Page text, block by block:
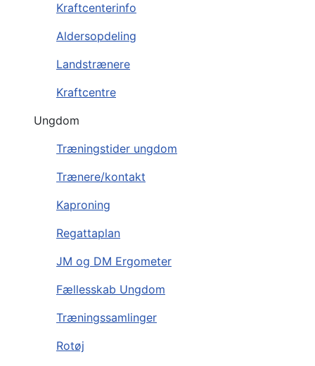
Kraftcenterinfo
Aldersopdeling
Landstrænere
Kraftcentre
Ungdom
Træningstider ungdom
Trænere/kontakt
Kaproning
Regattaplan
JM og DM Ergometer
Fællesskab Ungdom
Træningssamlinger
Rotøj